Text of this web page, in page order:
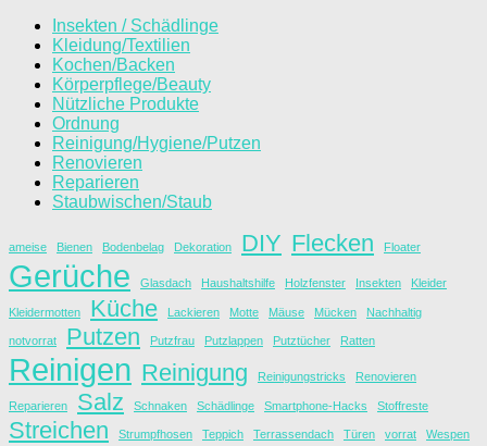
Insekten / Schädlinge
Kleidung/Textilien
Kochen/Backen
Körperpflege/Beauty
Nützliche Produkte
Ordnung
Reinigung/Hygiene/Putzen
Renovieren
Reparieren
Staubwischen/Staub
ameise Bienen Bodenbelag Dekoration DIY Flecken Floater
Gerüche Glasdach Haushaltshilfe Holzfenster Insekten Kleider
Kleidermotten Küche Lackieren Motte Mäuse Mücken Nachhaltig
notvorrat Putzen Putzfrau Putzlappen Putztücher Ratten
Reinigen Reinigung Reinigungstricks Renovieren
Reparieren Salz Schnaken Schädlinge Smartphone-Hacks Stoffreste
Streichen Strumpfhosen Teppich Terrassendach Türen vorrat
Wespen